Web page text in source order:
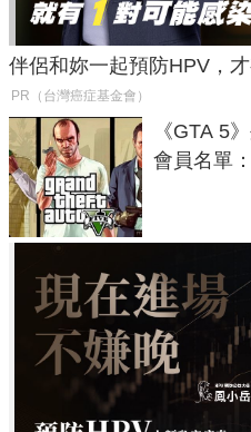
伴侶和妳一起預防HPV，
PR（台灣癌症基金會）
《GTA 5
會員名單